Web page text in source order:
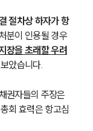
절차상 하자가 항
분이 인용될 경우
장을 초래할 우려
았습니다.
권자들의 주장은
회 효력은 항고심